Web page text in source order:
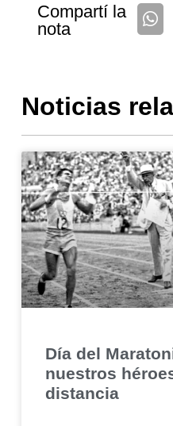
Compartí la
nota
Noticias
Día del
nuestros
distancia